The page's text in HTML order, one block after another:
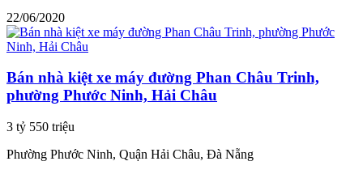
22/06/2020
Bán nhà kiệt xe máy đường Phan Châu Trinh,
phường Phước Ninh, Hải Châu
3 tỷ 550 triệu
Phường Phước Ninh, Quận Hải Châu, Đà Nẵng